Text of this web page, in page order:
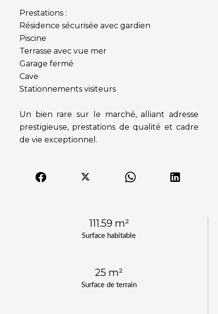
Surface habitable
111.59 m²
Surface de terrain
25 m²
Prestations :
Résidence sécurisée avec gardien
Piscine
Terrasse avec vue mer
Garage fermé
Cave
Stationnements visiteurs
Un bien rare sur le marché, alliant adresse
prestigieuse, prestations de qualité et cadre
de vie exceptionnel.